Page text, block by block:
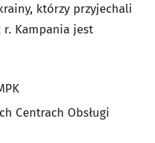
którzy przyjechali
r. Kampania jest
Centrach Obsługi